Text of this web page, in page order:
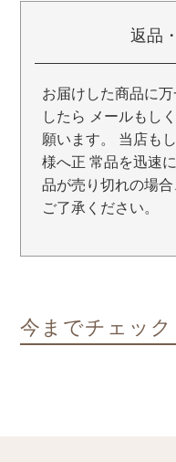
返品
お届けした商品に
したら メールもし
願います。 当店も
様へ正 常品を迅速
品が売り切れの場
ご了承ください。
今までチェッ